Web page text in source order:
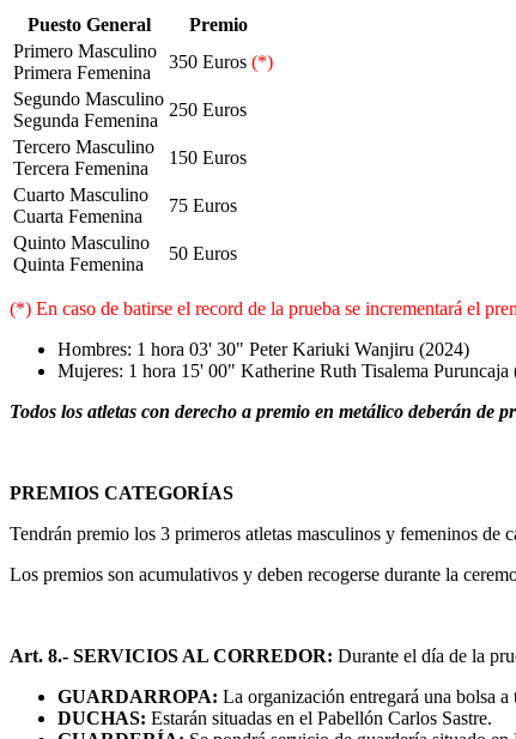
Puesto General
Premio
Primero Masculino
Primera Femenina
350 Euros (*)
Segundo Masculino
Segunda Femenina
250 Euros
Tercero Masculino
Tercera Femenina
150 Euros
Cuarto Masculino
Cuarta Femenina
75 Euros
Quinto Masculino
Quinta Femenina
50 Euros
(*) En caso de batirse el record de la prueba se incrementará el
Hombres: 1 hora 03' 30" Peter Kariuki Wanjiru (2024)
Mujeres: 1 hora 15' 00" Katherine Ruth Tisalema Puruncaja
Todos los atletas con derecho a premio en metálico deberán de
PREMIOS CATEGORÍAS
Tendrán premio los 3 primeros atletas masculinos y femeninos de
Los premios son acumulativos y deben recogerse durante la
Art. 8.- SERVICIOS AL CORREDOR: Durante el día de la
GUARDARROPA: La organización entregará una bolsa
DUCHAS: Estarán situadas en el Pabellón Carlos Sastre.